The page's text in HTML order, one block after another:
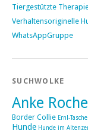
Tiergestützte
Verhaltensoriginelle
WhatsAppGruppe
SUCHWOLKE
Anke
Border Collie Ernl-Tasche
Hunde Hunde im